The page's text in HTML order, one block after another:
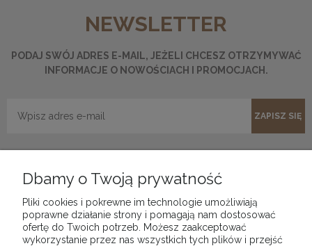
NEWSLETTER
PODAJ SWÓJ ADRES E-MAIL, JEŻELI CHCESZ OTRZYMYWAĆ
INFORMACJE O NOWOŚCIACH I PROMOCJACH.
ZAPISZ SIĘ
POMOC
Dbamy o Twoją prywatność
Pliki cookies i pokrewne im technologie umożliwiają
poprawne działanie strony i pomagają nam dostosować
ofertę do Twoich potrzeb. Możesz zaakceptować
wykorzystanie przez nas wszystkich tych plików i przejść